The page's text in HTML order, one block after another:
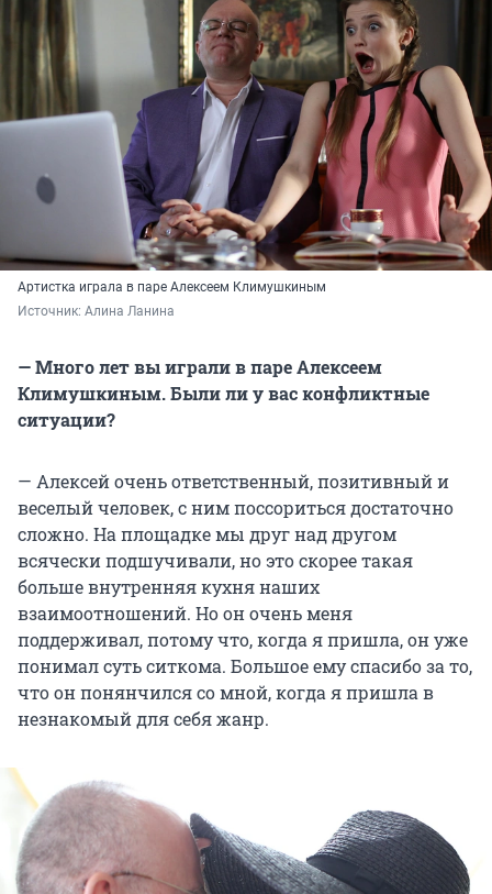
Артистка играла в паре Алексеем Климушкиным
Источник: Алина Ланина
— Много лет вы играли в паре Алексеем
Климушкиным. Были ли у вас конфликтные
ситуации?
— Алексей очень ответственный, позитивный и
веселый человек, с ним поссориться достаточно
сложно. На площадке мы друг над другом
всячески подшучивали, но это скорее такая
больше внутренняя кухня наших
взаимоотношений. Но он очень меня
поддерживал, потому что, когда я пришла, он уже
понимал суть ситкома. Большое ему спасибо за то,
что он понянчился со мной, когда я пришла в
незнакомый для себя жанр.